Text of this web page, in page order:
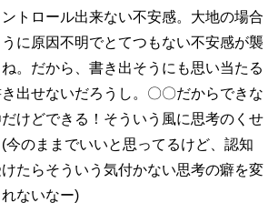
トロール出来ない不安感。大地の場合
に原因不明でとてつもない不安感が襲
。だから、書き出そうにも思い当たる
出せないだろうし。〇〇だからできな
けどできる！そういう風に思考のくせ
今のままでいいと思ってるけど、認知
たらそういう気付かない思考の癖を変
ないなー)